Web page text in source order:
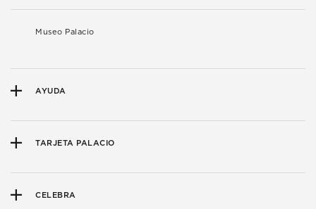
Museo Palacio
AYUDA
TARJETA PALACIO
CELEBRA